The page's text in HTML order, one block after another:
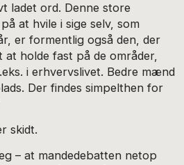
ladet ord. Denne store
at hvile i sige selv, som
er formentlig også den, der
holde fast på de områder,
i erhvervslivet. Bedre mænd
Der findes simpelthen for
skidt.
– at mandedebatten netop